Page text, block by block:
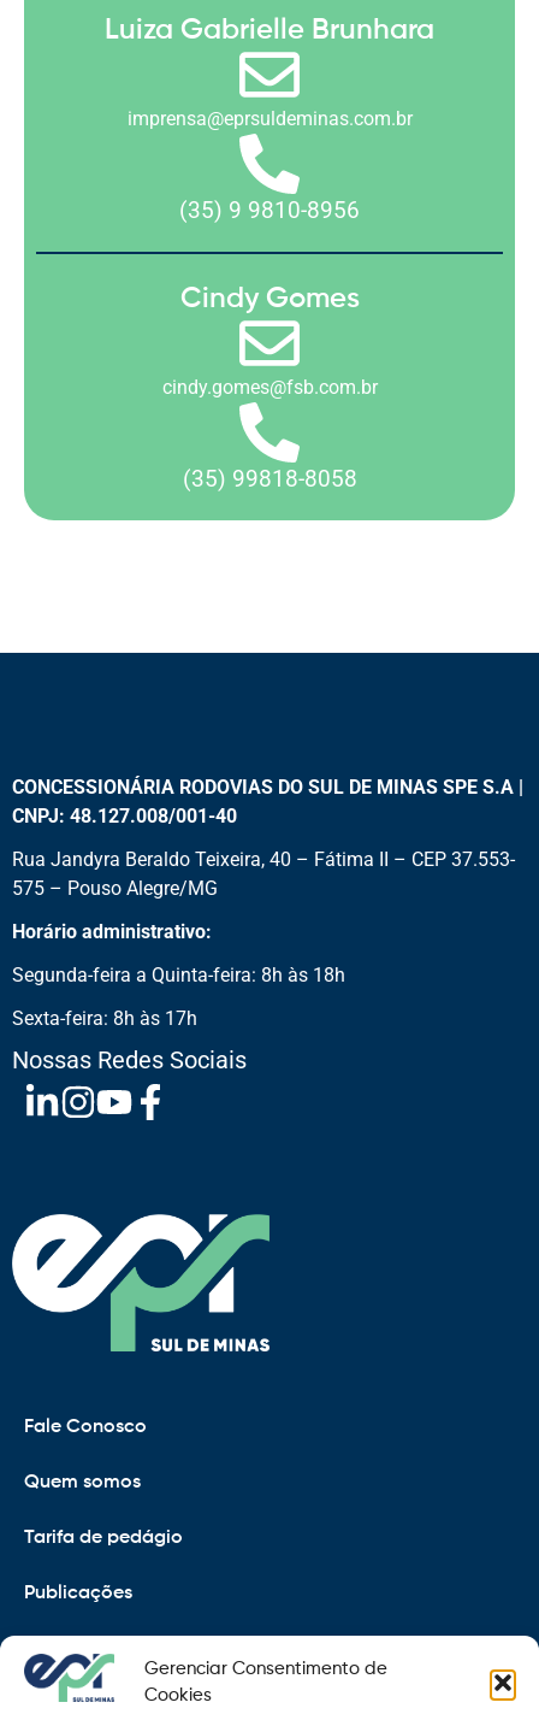
Gerenciar Consentimento de
Cookies
Luiza Gabrielle Brunhara
imprensa@eprsuldeminas.com.br
(35) 9 9810-8956
Cindy Gomes
cindy.gomes@fsb.com.br
(35) 99818-8058
CONCESSIONÁRIA RODOVIAS DO SUL DE MINAS SPE S.A |
CNPJ: 48.127.008/001-40
Rua Jandyra Beraldo Teixeira, 40 – Fátima II – CEP 37.553-
575 – Pouso Alegre/MG
Horário administrativo:
Segunda-feira a Quinta-feira: 8h às 18h
Sexta-feira: 8h às 17h
Nossas Redes Sociais
Fale Conosco
Quem somos
Tarifa de pedágio
Publicações
EPR
Copyright 2021 © 2026 Grupo EPR - Todos Os Direitos